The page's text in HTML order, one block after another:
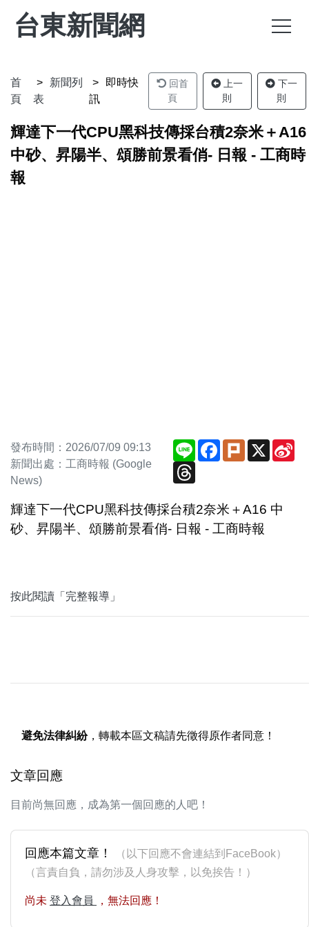
台東新聞網
首
頁
新聞列
表
即時快
訊
回首
頁
上一
則
下一
則
輝達下一代CPU黑科技傳採台積2奈米＋A16
中砂、昇陽半、頌勝前景看俏- 日報 - 工商時
報
發布時間：2026/07/09 09:13
新聞出處：工商時報 (Google
News)
Line Facebook
Plurk X
輝達下一代CPU黑科技傳採台積2奈米＋A16 中
砂、昇陽半、頌勝前景看俏- 日報 - 工商時報
按此閱讀「完整報導」
避免法律糾紛，轉載本區文稿請先徵得原作者同意！
文章回應
目前尚無回應，成為第一個回應的人吧！
回應本篇文章！
（以下回應不會連結到FaceBook）
（言責自負，請勿涉及人身攻擊，以免挨告！）
尚未 登入會員 ，無法回應！